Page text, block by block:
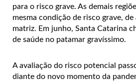
para o risco grave. As demais
mesma condição de risco grave,
matriz. Em junho, Santa Catarina
de saúde no patamar gravíssimo.
A avaliação do risco potencial
diante do novo momento da